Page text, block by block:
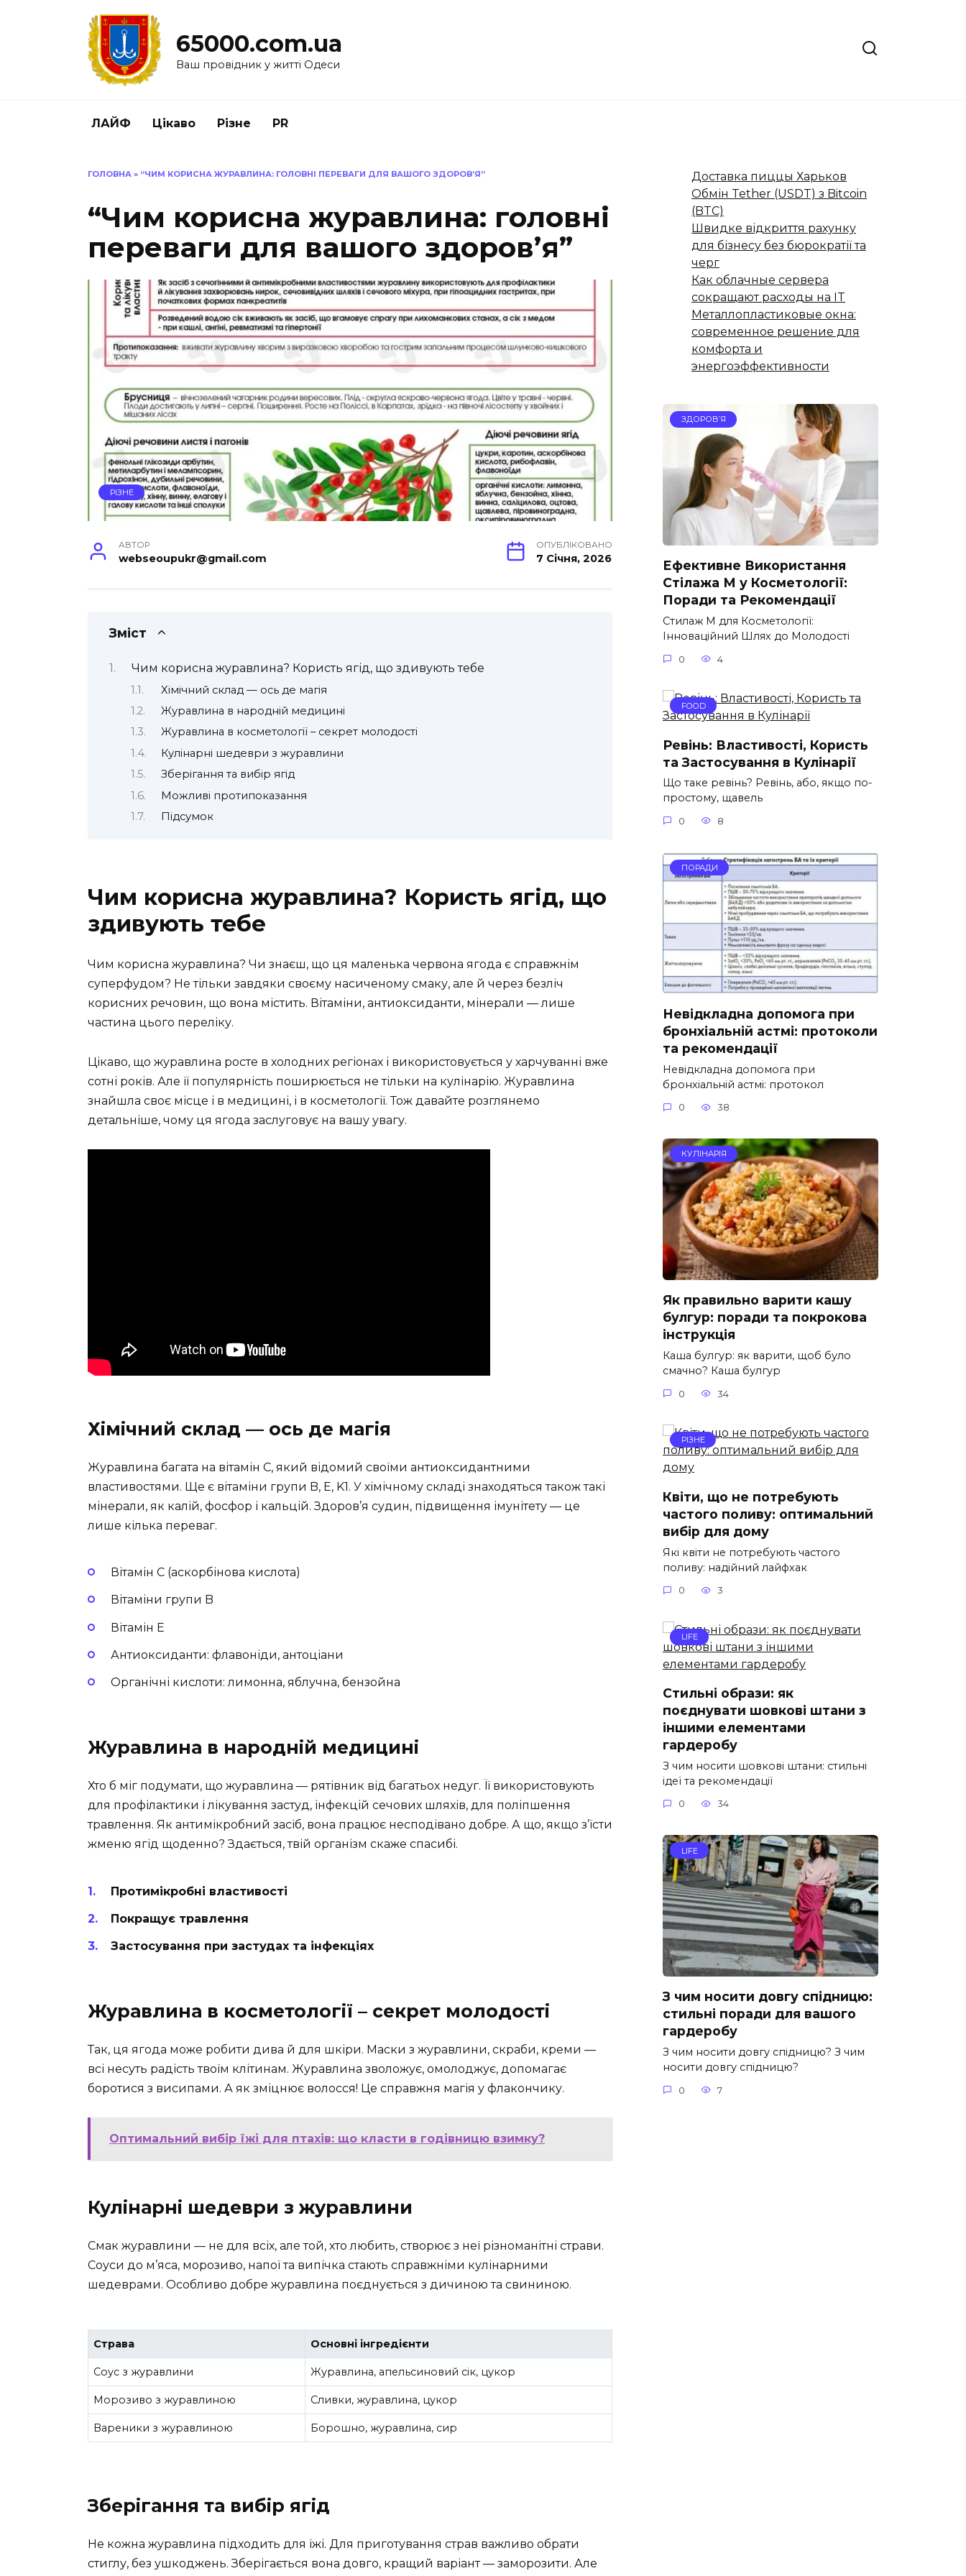
65000.com.ua
Ваш провідник у житті Одеси
ЛАЙФ Цікаво Різне PR
ГОЛОВНА » “ЧИМ КОРИСНА ЖУРАВЛИНА: ГОЛОВНІ ПЕРЕВАГИ ДЛЯ ВАШОГО ЗДОРОВ’Я”
“Чим корисна журавлина: головні
переваги для вашого здоров’я”
РІЗНЕ
АВТОР
webseoupukr@gmail.com
ОПУБЛІКОВАНО
7 Січня, 2026
Зміст
Чим корисна журавлина? Користь ягід, що здивують тебе
Хімічний склад — ось де магія
Журавлина в народній медицині
Журавлина в косметології – секрет молодості
Кулінарні шедеври з журавлини
Зберігання та вибір ягід
Можливі протипоказання
Підсумок
Чим корисна журавлина? Користь ягід, що
здивують тебе
Чим корисна журавлина? Чи знаєш, що ця маленька червона ягода є справжнім
суперфудом? Не тільки завдяки своєму насиченому смаку, але й через безліч
корисних речовин, що вона містить. Вітаміни, антиоксиданти, мінерали — лише
частина цього переліку.
Цікаво, що журавлина росте в холодних регіонах і використовується у харчуванні вже
сотні років. Але її популярність поширюється не тільки на кулінарію. Журавлина
знайшла своє місце і в медицині, і в косметології. Тож давайте розглянемо
детальніше, чому ця ягода заслуговує на вашу увагу.
Хімічний склад — ось де магія
Журавлина багата на вітамін C, який відомий своїми антиоксидантними
властивостями. Ще є вітаміни групи B, E, K1. У хімічному складі знаходяться також такі
мінерали, як калій, фосфор і кальцій. Здоров’я судин, підвищення імунітету — це
лише кілька переваг.
Вітамін C (аскорбінова кислота)
Вітаміни групи B
Вітамін E
Антиоксиданти: флавоніди, антоціани
Органічні кислоти: лимонна, яблучна, бензойна
Журавлина в народній медицині
Хто б міг подумати, що журавлина — рятівник від багатьох недуг. Її використовують
для профілактики і лікування застуд, інфекцій сечових шляхів, для поліпшення
травлення. Як антимікробний засіб, вона працює несподівано добре. А що, якщо з’їсти
жменю ягід щоденно? Здається, твій організм скаже спасибі.
Протимікробні властивості
Покращує травлення
Застосування при застудах та інфекціях
Журавлина в косметології – секрет молодості
Так, ця ягода може робити дива й для шкіри. Маски з журавлини, скраби, креми —
всі несуть радість твоїм клітинам. Журавлина зволожує, омолоджує, допомагає
боротися з висипами. А як зміцнює волосся! Це справжня магія у флакончику.
Оптимальний вибір їжі для птахів: що класти в годівницю взимку?
Кулінарні шедеври з журавлини
Смак журавлини — не для всіх, але той, хто любить, створює з неї різноманітні страви.
Соуси до м’яса, морозиво, напої та випічка стають справжніми кулінарними
шедеврами. Особливо добре журавлина поєднується з дичиною та свининою.
Страва Основні інгредієнти
Соус з журавлини Журавлина, апельсиновий сік, цукор
Морозиво з журавлиною Сливки, журавлина, цукор
Вареники з журавлиною Борошно, журавлина, сир
Зберігання та вибір ягід
Не кожна журавлина підходить для їжі. Для приготування страв важливо обрати
стиглу, без ушкоджень. Зберігається вона довго, кращий варіант — заморозити. Але
Доставка пиццы Харьков
Обмін Tether (USDT) з Bitcoin
(BTC)
Швидке відкриття рахунку
для бізнесу без бюрократії та
черг
Как облачные сервера
сокращают расходы на IT
Металлопластиковые окна:
современное решение для
комфорта и
энергоэффективности
ЗДОРОВ’Я
Ефективне Використання
Стілажа М у Косметології:
Поради та Рекомендації
Стилаж М для Косметології:
Інноваційний Шлях до Молодості
0 4
FOOD
Ревінь: Властивості, Користь
та Застосування в Кулінарії
Що таке ревінь? Ревінь, або, якщо по-
простому, щавель
0 8
ПОРАДИ
Невідкладна допомога при
бронхіальній астмі: протоколи
та рекомендації
Невідкладна допомога при
бронхіальній астмі: протокол
0 38
КУЛІНАРІЯ
Як правильно варити кашу
булгур: поради та покрокова
інструкція
Каша булгур: як варити, щоб було
смачно? Каша булгур
0 34
РІЗНЕ
Квіти, що не потребують
частого поливу: оптимальний
вибір для дому
Які квіти не потребують частого
поливу: надійний лайфхак
0 3
LIFE
Стильні образи: як
поєднувати шовкові штани з
іншими елементами
гардеробу
З чим носити шовкові штани: стильні
ідеї та рекомендації
0 34
LIFE
З чим носити довгу спідницю:
стильні поради для вашого
гардеробу
З чим носити довгу спідницю? З чим
носити довгу спідницю?
0 7